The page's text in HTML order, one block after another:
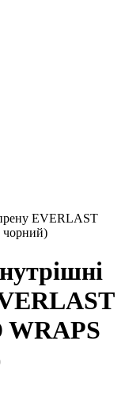
EVERLAST
WRAPS